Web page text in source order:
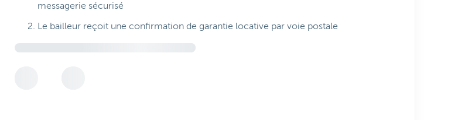
messagerie sécurisé
Le bailleur reçoit une confirmation de garantie locative par voie postale